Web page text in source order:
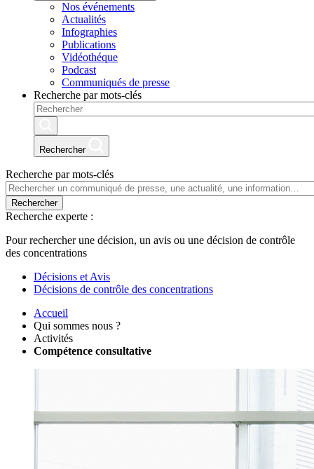
Nos événements
Actualités
Infographies
Publications
Vidéothéque
Podcast
Communiqués de presse
Recherche par mots-clés
Rechercher
Recherche par mots-clés
Rechercher
Recherche experte :
Pour rechercher une décision, un avis ou une décision de contrôle
des concentrations
Décisions et Avis
Décisions de contrôle des concentrations
Accueil
Qui sommes nous ?
Activités
Compétence consultative